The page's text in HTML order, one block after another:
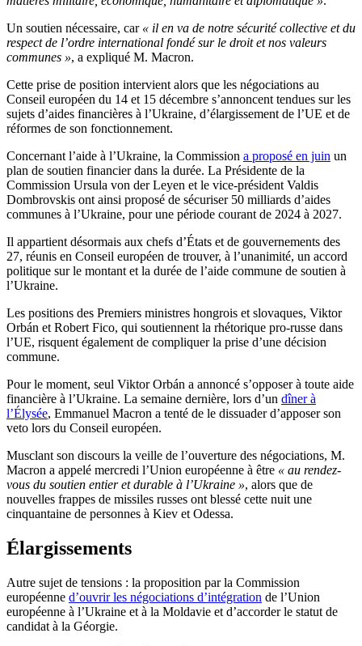
Un soutien nécessaire, car « il en va de notre sécurité collective et du
respect de l’ordre international fondé sur le droit et nos valeurs
communes », a expliqué M. Macron.
Cette prise de position intervient alors que les négociations au
Conseil européen du 14 et 15 décembre s’annoncent tendues sur les
sujets d’aides financières à l’Ukraine, d’élargissement de l’UE et de
réformes de son fonctionnement.
Concernant l’aide à l’Ukraine, la Commission a proposé en juin un
plan de soutien financier dans la durée. La Présidente de la
Commission Ursula von der Leyen et le vice-président Valdis
Dombrovskis ont ainsi proposé de sécuriser 50 milliards d’aides
communes à l’Ukraine, pour une période courant de 2024 à 2027.
Il appartient désormais aux chefs d’États et de gouvernements des
27, réunis en Conseil européen de trouver, à l’unanimité, un accord
politique sur le montant et la durée de l’aide commune de soutien à
l’Ukraine.
Les positions des Premiers ministres hongrois et slovaques, Viktor
Orbán et Robert Fico, qui soutiennent la rhétorique pro-russe dans
l’UE, risquent également de compliquer la prise d’une décision
commune.
Pour le moment, seul Viktor Orbán a annoncé s’opposer à toute aide
financière à l’Ukraine. La semaine dernière, lors d’un dîner à
l’Élysée, Emmanuel Macron a tenté de le dissuader d’apposer son
veto lors du Conseil européen.
Musclant son discours la veille de l’ouverture des négociations, M.
Macron a appelé mercredi l’Union européenne à être « au rendez-
vous du soutien entier et durable à l’Ukraine », alors que de
nouvelles frappes de missiles russes ont blessé cette nuit une
cinquantaine de personnes à Kiev et Odessa.
Élargissements
Autre sujet de tensions : la proposition par la Commission
européenne d’ouvrir les négociations d’intégration de l’Union
européenne à l’Ukraine et à la Moldavie et d’accorder le statut de
candidat à la Géorgie.